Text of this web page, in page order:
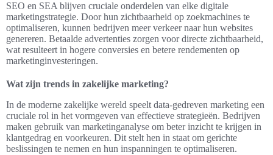
SEO en SEA blijven cruciale onderdelen van elke digitale
marketingstrategie. Door hun zichtbaarheid op zoekmachines te
optimaliseren, kunnen bedrijven meer verkeer naar hun websites
genereren. Betaalde advertenties zorgen voor directe zichtbaarheid,
wat resulteert in hogere conversies en betere rendementen op
marketinginvesteringen.
Wat zijn trends in zakelijke marketing?
In de moderne zakelijke wereld speelt data-gedreven marketing een
cruciale rol in het vormgeven van effectieve strategieën. Bedrijven
maken gebruik van marketinganalyse om beter inzicht te krijgen in
klantgedrag en voorkeuren. Dit stelt hen in staat om gerichte
beslissingen te nemen en hun inspanningen te optimaliseren.